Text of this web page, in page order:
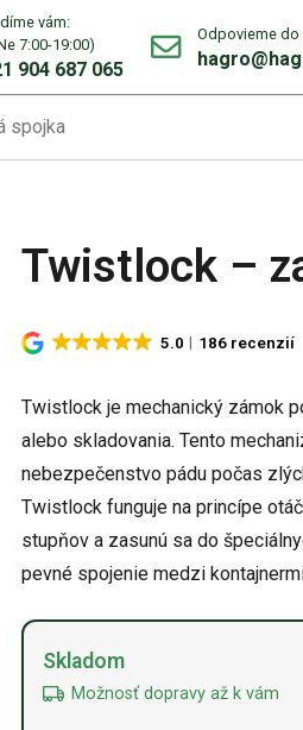
vám:
7:00-19:00)
904 687 065
Odpovieme do
spojka
Twistlock –
5.0 186 recenzií
Twistlock je mechanický zámok
alebo skladovania. Tento
nebezpečenstvo pádu počas
Twistlock funguje na princípe
stupňov a zasunú sa do
pevné spojenie medzi
Alternative:
Skladom
Možnosť dopravy až k vám